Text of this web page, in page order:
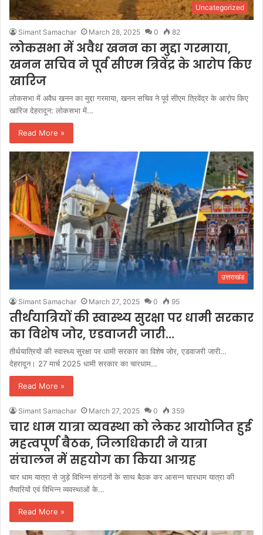
Uncategorized
Simant Samachar March 28, 2025 0 82
लोकसभा में अवैध खनन का मुद्दा गरमाया,
खनन सचिव ने पूर्व सीएम त्रिवेंद्र के आरोप किए
खारिज
लोकसभा में अवैध खनन का मुद्दा गरमाया, खनन सचिव ने पूर्व सीएम त्रिवेंद्र के आरोप किए
खारिज देहरादून: लोकसभा में…
Read More »
उत्तराखंड
Simant Samachar March 27, 2025 0 95
तीर्थयात्रियों की स्वास्थ्य सुरक्षा पर धामी सरकार
का विशेष जोर, एडवाजरी जारी…
तीर्थयात्रियों की स्वास्थ्य सुरक्षा पर धामी सरकार का विशेष जोर, एडवाजरी जारी…
देहरादून। 27 मार्च 2025 धामी सरकार का चारधाम…
Read More »
Simant Samachar March 27, 2025 0 359
चार धाम यात्रा व्यवस्था को लेकर आयोजित हुई
महत्वपूर्ण बैठक, जिलाधिकारी ने यात्रा
संचालन में सहयोग का किया आग्रह
चार धाम यात्रा से जुड़े विभिन्न संगठनों के साथ बैठक कर आसन्न चारधाम यात्रा की
तैयारियों एवं विभिन्न व्यवस्थाओं के…
Read More »